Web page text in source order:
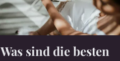
Was sind die besten